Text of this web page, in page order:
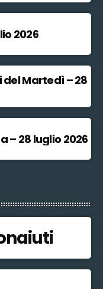
2026
del Martedì – 28
– 28 luglio 2026